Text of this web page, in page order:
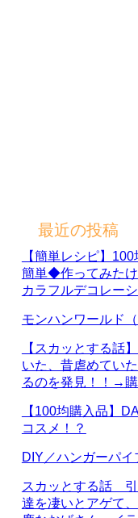
最近の投稿
【簡単レシピ】
簡単◆作ってみたけ
カラフルデコレー
モンハンワールド
【スカッとする話
いた、昔虐めてい
るのを発見！！→
【100均購入品】
コスメ！？
DIY／ハンガーパ
スカッとする話 引
達を凄いとアゲて